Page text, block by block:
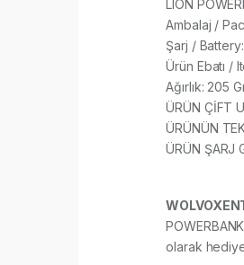
LION
Ambalaj /
Şarj /
Ürün Ebatı /
Ağırlık: 205
ÜRÜN ÇİFT
ÜRÜNÜN
ÜRÜN ŞARJ
olarak